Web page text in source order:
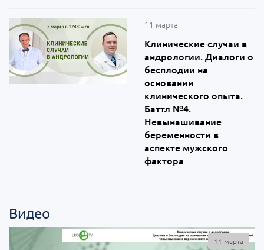
11 марта
Клинические случаи в
андрологии. Диалоги о
бесплодии на
основании
клинического опыта.
Баттл №4.
Невынашивание
беременности в
аспекте мужского
фактора
Видео
11 марта